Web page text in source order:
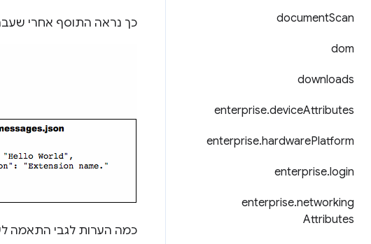
documentScan
dom
downloads
enterprise.deviceAttributes
enterprise.hardwarePlatform
enterprise.login
enterprise.networking
Attributes
כך נראה התוסף אחרי שעבר
כמה הערות לגבי התאמה